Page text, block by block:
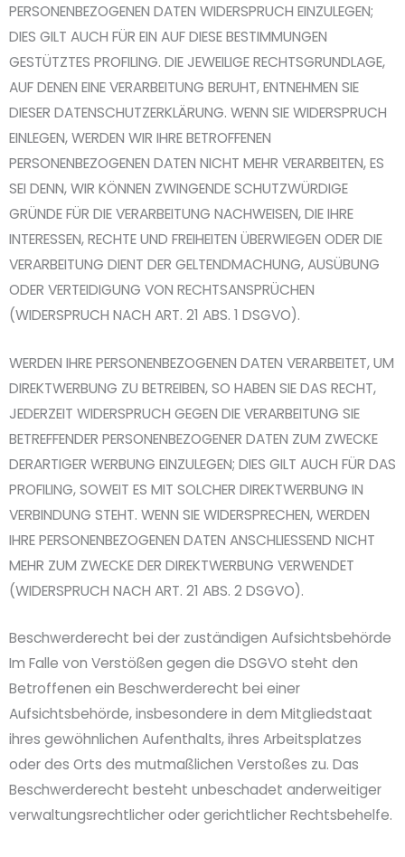
PERSONENBEZOGENEN DATEN WIDERSPRUCH EINZULEGEN;
DIES GILT AUCH FÜR EIN AUF DIESE BESTIMMUNGEN
GESTÜTZTES PROFILING. DIE JEWEILIGE RECHTSGRUNDLAGE,
AUF DENEN EINE VERARBEITUNG BERUHT, ENTNEHMEN SIE
DIESER DATENSCHUTZERKLÄRUNG. WENN SIE WIDERSPRUCH
EINLEGEN, WERDEN WIR IHRE BETROFFENEN
PERSONENBEZOGENEN DATEN NICHT MEHR VERARBEITEN, ES
SEI DENN, WIR KÖNNEN ZWINGENDE SCHUTZWÜRDIGE
GRÜNDE FÜR DIE VERARBEITUNG NACHWEISEN, DIE IHRE
INTERESSEN, RECHTE UND FREIHEITEN ÜBERWIEGEN ODER DIE
VERARBEITUNG DIENT DER GELTENDMACHUNG, AUSÜBUNG
ODER VERTEIDIGUNG VON RECHTSANSPRÜCHEN
(WIDERSPRUCH NACH ART. 21 ABS. 1 DSGVO).
WERDEN IHRE PERSONENBEZOGENEN DATEN VERARBEITET, UM
DIREKTWERBUNG ZU BETREIBEN, SO HABEN SIE DAS RECHT,
JEDERZEIT WIDERSPRUCH GEGEN DIE VERARBEITUNG SIE
BETREFFENDER PERSONENBEZOGENER DATEN ZUM ZWECKE
DERARTIGER WERBUNG EINZULEGEN; DIES GILT AUCH FÜR DAS
PROFILING, SOWEIT ES MIT SOLCHER DIREKTWERBUNG IN
VERBINDUNG STEHT. WENN SIE WIDERSPRECHEN, WERDEN
IHRE PERSONENBEZOGENEN DATEN ANSCHLIESSEND NICHT
MEHR ZUM ZWECKE DER DIREKTWERBUNG VERWENDET
(WIDERSPRUCH NACH ART. 21 ABS. 2 DSGVO).
Beschwerde­recht bei der zuständigen Aufsichts­behörde
Im Falle von Verstößen gegen die DSGVO steht den
Betroffenen ein Beschwerderecht bei einer
Aufsichtsbehörde, insbesondere in dem Mitgliedstaat
ihres gewöhnlichen Aufenthalts, ihres Arbeitsplatzes
oder des Orts des mutmaßlichen Verstoßes zu. Das
Beschwerderecht besteht unbeschadet anderweitiger
verwaltungsrechtlicher oder gerichtlicher Rechtsbehelfe.